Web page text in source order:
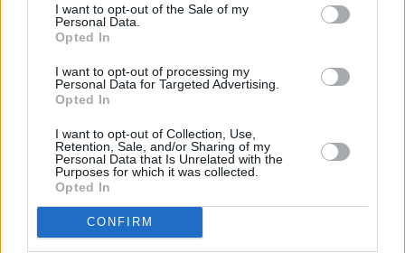
cualquier momento entrando de nuevo en este sitio web o
visitando nuestra política de privacidad.
I want to opt-out of the Sale of my
Personal Data.
Opted In
I want to opt-out of processing my
Personal Data for Targeted Advertising.
Opted In
I want to opt-out of Collection, Use,
Retention, Sale, and/or Sharing of my
Personal Data that Is Unrelated with the
Purposes for which it was collected.
Opted In
CONFIRM